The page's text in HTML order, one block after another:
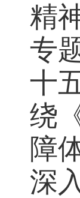
精
专
十
绕
障
深